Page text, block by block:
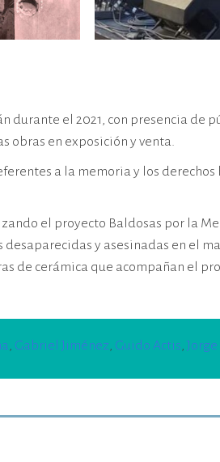
el 2021, con presencia
obras en exposición y venta.
a la memoria y los
el proyecto Baldosas por la
y asesinadas en el
de cerámica que acompañan el
, Gabriel Jiménez, Guido Actis,